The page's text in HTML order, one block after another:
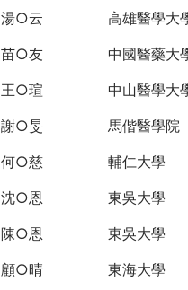
湯○云 高雄醫學大
苗○友 中國醫藥大
王○瑄 中山醫學大
謝○旻 馬偕醫學院
何○慈 輔仁大學
沈○恩 東吳大學
陳○恩 東吳大學
顧○晴 東海大學